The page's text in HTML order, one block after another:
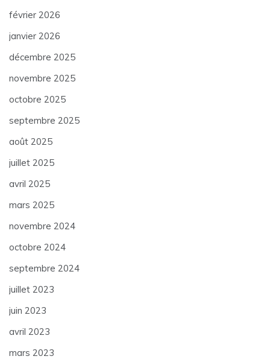
février 2026
janvier 2026
décembre 2025
novembre 2025
octobre 2025
septembre 2025
août 2025
juillet 2025
avril 2025
mars 2025
novembre 2024
octobre 2024
septembre 2024
juillet 2023
juin 2023
avril 2023
mars 2023